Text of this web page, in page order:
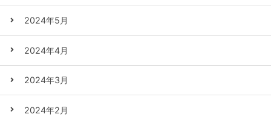
2024年5月
2024年4月
2024年3月
2024年2月